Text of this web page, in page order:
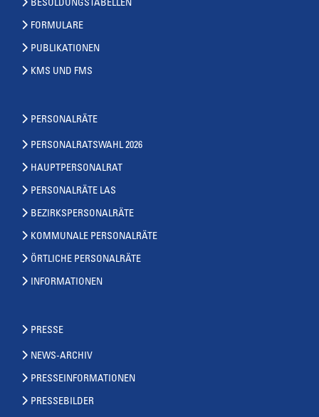
BESOLDUNGSTABELLEN
FORMULARE
PUBLIKATIONEN
KMS UND FMS
PERSONALRÄTE
PERSONALRATSWAHL 2026
HAUPTPERSONALRAT
PERSONALRÄTE LAS
BEZIRKSPERSONALRÄTE
KOMMUNALE PERSONALRÄTE
ÖRTLICHE PERSONALRÄTE
INFORMATIONEN
PRESSE
NEWS-ARCHIV
PRESSEINFORMATIONEN
PRESSEBILDER